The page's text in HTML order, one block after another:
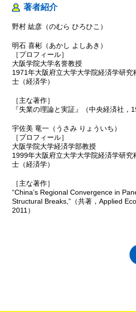
著者紹介
野村 紘彦（のむら ひろひこ）
明石 喜彬（あかし よしあき）
［プロフィール］
大阪学院大学名誉教授
1971年大阪府立大学大学院経済学研
士（経済学）
［主な著作］
『失業の理論と実証』（中央経済社，
宇佐美 竜一（うさみ りょういち）
［プロフィール］
大阪学院大学経済学部教授
1999年大阪府立大学大学院経済学研
士（経済学）
［主な著作］
“China’s Regional Convergence in
Structural Breaks,”（共著，Applied
2011）